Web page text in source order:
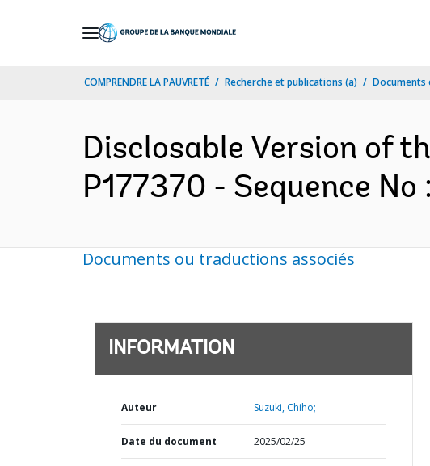
COMPRENDRE LA PAUVRETÉ Recherche et publications (a) Documents
Disclosable Version of
P177370 - Sequence No
Documents ou traductions associés
INFORMATION
Auteur Suzuki, Chiho;
Date du document 2025/02/25